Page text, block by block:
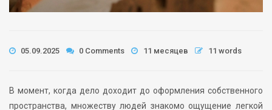
05.09.2025 0 Comments 11 месяцев 11 words
В момент, когда дело доходит до оформления собственного
пространства, множеству людей знакомо ощущение легкой